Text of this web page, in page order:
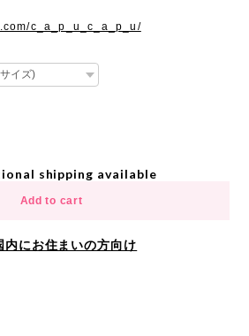
c_a_p_u_c_a_p_u/
shipping available
Add to cart
内にお住まいの方向け